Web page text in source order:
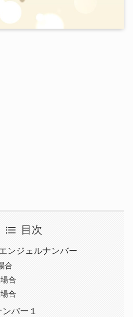
目次
ンジェルナンバー
合
合
合
バー１